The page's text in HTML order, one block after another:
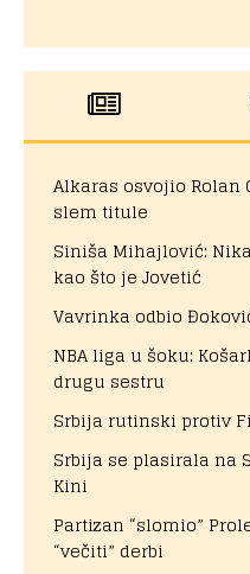
Alkaras osvojio Rolan
slem titule
Siniša Mihajlović:
kao što je Jovetić
Vavrinka odbio
NBA liga u šoku:
drugu sestru
Srbija rutinski protiv
Srbija se plasirala na
Kini
Partizan “slomio”
“večiti” derbi